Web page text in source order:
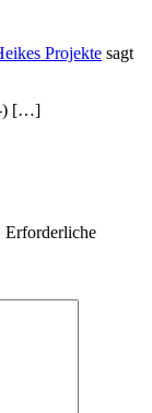
Projekte sagt
) […]
Erforderliche